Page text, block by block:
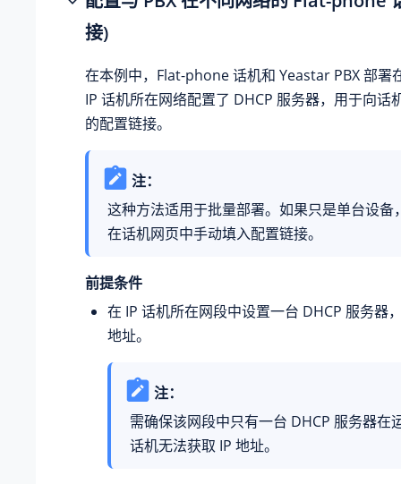
接)
在本例中，Flat-phone 话机和 Yeastar PBX 部署
IP 话机所在网络配置了 DHCP 服务器，用于向话
的配置链接。
注：
这种方法适用于批量部署。如果只是单台设备
在话机网页中手动填入配置链接。
前提条件
在 IP 话机所在网段中设置一台 DHCP 服务器
地址。
注：
需确保该网段中只有一台 DHCP 服务器在
话机无法获取 IP 地址。